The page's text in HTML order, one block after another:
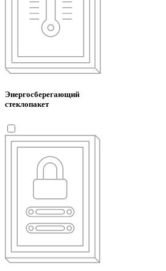
Энергосберегающий
стеклопакет